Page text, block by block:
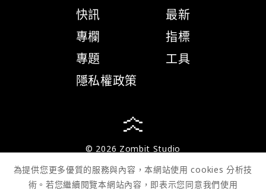
快訊
專欄
專題
隱私權政策
最新
指標
工具
© 2026 Zombit Studio
為提供您更多優質的服務與內容，本網站使用 cookies 分析技
術。若您繼續閱覽本網站內容，即表示您同意我們使用